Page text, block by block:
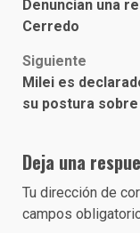
navigation
Denuncian una
Cerredo
Siguiente
Milei es
su postura
Deja una
Tu dirección de
campos